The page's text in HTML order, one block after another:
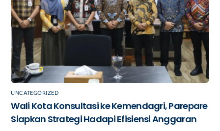
UNCATEGORIZED
Wali Kota Konsultasi ke Kemendagri, Parepare
Siapkan Strategi Hadapi Efisiensi Anggaran